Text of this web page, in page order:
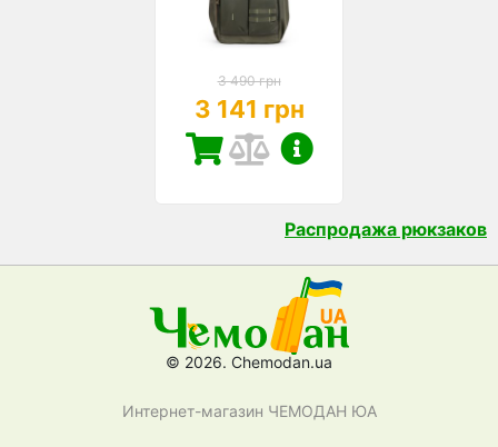
3 490 грн
3 141 грн
Распродажа рюкзаков
© 2026. Chemodan.ua
Интернет-магазин ЧЕМОДАН ЮА